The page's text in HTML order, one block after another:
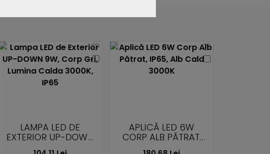
LAMPA LED DE
EXTERIOR UP-DOWN
9W, CORP GRI,
APLICĂ LED 6W
CORP ALB PĂTRAT,
IP65, ALB CALD